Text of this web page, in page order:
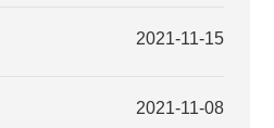
2021-11-15
2021-11-08